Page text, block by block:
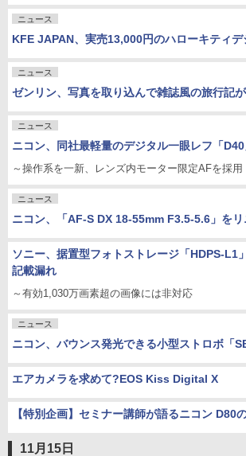
ニュース
KFE JAPAN、実売13,000円のハローキティデ
ニュース
ゼンリン、写真を取り込んで雑誌風の旅行記
ニュース
ニコン、同社最軽量のデジタル一眼レフ「D40
～操作系を一新、レンズ内モーター限定AFを採用
ニュース
ニコン、「AF-S DX 18-55mm F3.5-5.6」をリ
ソニー、据置型フォトストレージ「HDPS-L1
記載漏れ
～有効1,030万画素超の画像には非対応
ニュース
ニコン、バウンス発光できる小型ストロボ「
エアカメラを求めて?EOS Kiss Digital X
【特別企画】セミナー講師が語るニコン D80
11月15日